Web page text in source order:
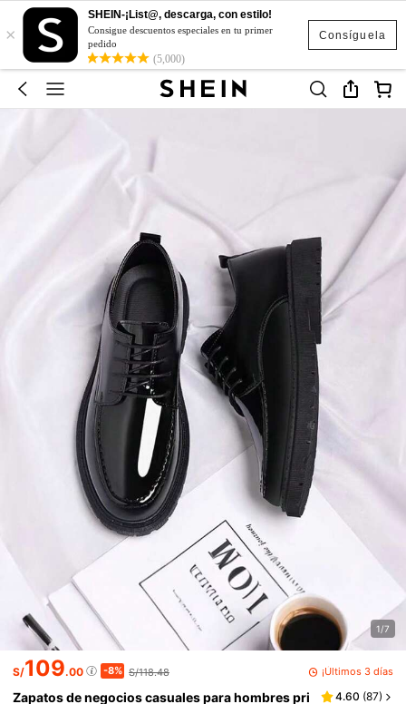
Consíguela
×
SHEIN-¡List@, descarga, con estilo!
Consigue descuentos especiales en tu primer
pedido
(5,000)
1/7
S/109.00 -8% S/118.48 ¡Últimos 3 días
Zapatos de negocios casuales para hombres pri
4.60 (87)